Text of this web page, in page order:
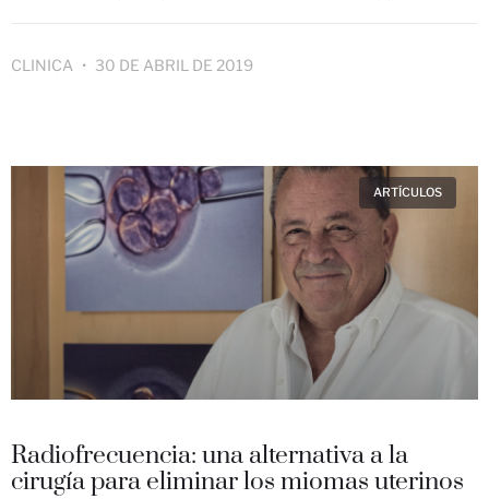
CLINICA 30 DE ABRIL DE 2019
ARTÍCULOS
Radiofrecuencia: una alternativa a la
cirugía para eliminar los miomas uterinos